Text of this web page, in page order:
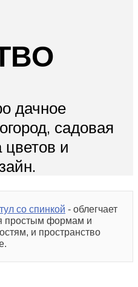
дачное
садовая
цветов и
со спинкой - облегчает
простым формам и
и пространство